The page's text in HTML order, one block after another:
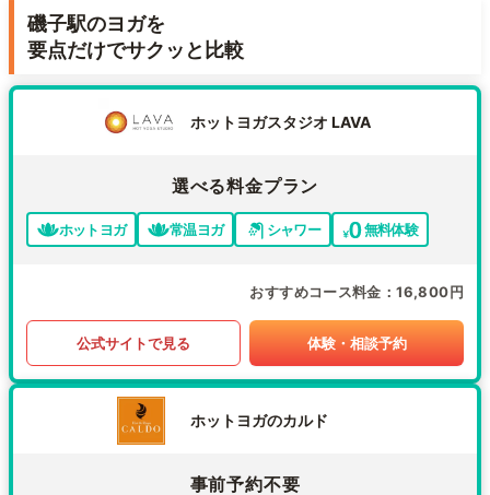
磯子駅のヨガを
要点だけでサクッと比較
ホットヨガスタジオ LAVA
選べる料金プラン
ホットヨガ 常温ヨガ シャワー 無料体験
おすすめコース料金 16,800円
公式サイトで見る 体験・相談予約
ホットヨガのカルド
事前予約不要